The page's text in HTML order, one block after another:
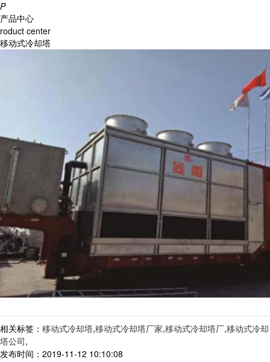
P
产品中心
roduct center
移动式冷却塔
相关标签： 移动式冷却塔,移动式冷却塔厂家,移动式冷却塔厂,移动式冷却
塔公司,
发布时间：2019-11-12 10:10:08